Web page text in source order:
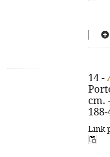
14 -
cm.
188-
Link